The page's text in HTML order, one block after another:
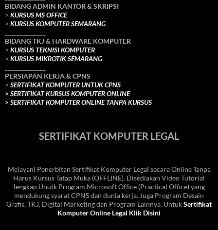
BIDANG ADMIN KANTOR & SKRIPSI
> KURSUS MS OFFICE
> KURSUS KOMPUTER SEMARANG
BIDANG TKJ & HARDWARE KOMPUTER
> KURSUS TEKNISI KOMPUTER
> KURSUS MIKROTIK SEMARANG
PERSIAPAN KERJA & CPNS
> SERTIFIKAT KOMPUTER UNTUK CPNS
> SERTIFIKAT KURSUS KOMPUTER ONLINE
> SERTIFIKAT KOMPUTER ONLINE TANPA KURSUS
SERTIFIKAT KOMPUTER LEGAL
Melayani Penerbitan Sertifikat Komputer Legal secara Online Tanpa
Harus Kursus Tatap Muka (OFFLINE). Disediakan Video Tutorial
lengkap Unutk Program Microsoft Office (Practical Office) yang
mendukung syarat CPNS dan dunia kerja. Juga Program Desain
Grafis, TKJ, Digital Marketing dan Program Lainnya. UntukSertifikat
Komputer Online Legal Klik Disini